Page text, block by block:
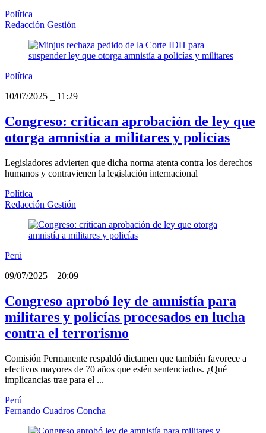
Política
Redacción Gestión
Política
10/07/2025
11:29
Congreso: critican aprobación de ley que
otorga amnistía a militares y policías
Legisladores advierten que dicha norma atenta contra los derechos
humanos y contravienen la legislación internacional
Política
Redacción Gestión
Perú
09/07/2025
20:09
Congreso aprobó ley de amnistía para
militares y policías procesados en lucha
contra el terrorismo
Comisión Permanente respaldó dictamen que también favorece a
efectivos mayores de 70 años que estén sentenciados. ¿Qué
implicancias trae para el ...
Perú
Fernando Cuadros Concha